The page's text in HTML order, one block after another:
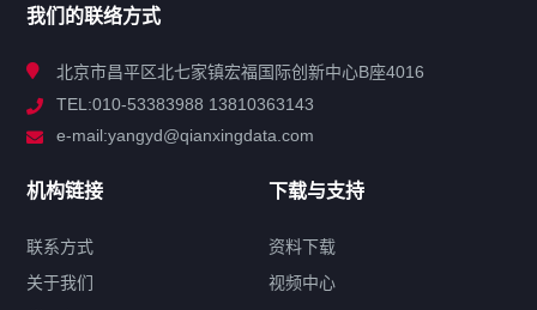
解决方案
联系方式
我们的联络方式
北京市昌平区北七家镇宏福国际创新中心B座4016
TEL:010-53383988 13810363143
e-mail:yangyd@qianxingdata.com
机构链接
联系方式
关于我们
下载与支持
资料下载
视频中心